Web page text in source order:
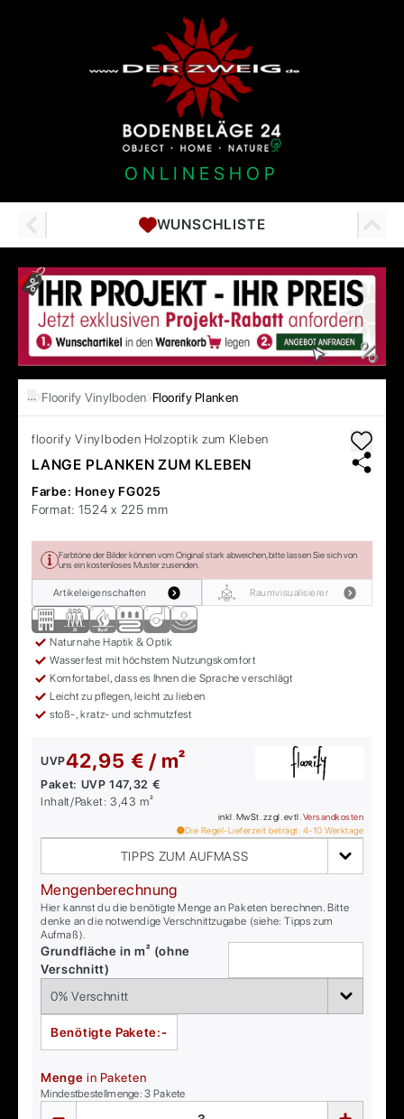
ONLINESHOP
WUNSCHLISTE
… Floorify Vinylboden Floorify Planken
floorify Vinylboden Holzoptik zum Kleben
LANGE PLANKEN ZUM KLEBEN
Farbe: Honey FG025
Format: 1524 x 225 mm
Farbtöne der Bilder können vom Original stark abweichen, bitte lassen Sie sich von
uns ein kostenloses Muster zusenden.
Artikeleigenschaften Raumvisualisierer
Naturnahe Haptik & Optik
Wasserfest mit höchstem Nutzungskomfort
Komfortabel, dass es Ihnen die Sprache verschlägt
Leicht zu pflegen, leicht zu lieben
stoß-, kratz- und schmutzfest
UVP42,95 € / m²
Paket: UVP147,32 €
Inhalt/Paket:3,43 m²
inkl. MwSt. zzgl. evtl. Versandkosten
Die Regel-Lieferzeit beträgt: 4-10 Werktage
TIPPS ZUM AUFMASS
Mengenberechnung
Hier kannst du die benötigte Menge an Paketen berechnen. Bitte
denke an die notwendige Verschnittzugabe (siehe: Tipps zum
Aufmaß).
Grundfläche in m² (ohne
Verschnitt)
Benötigte Pakete:-
Menge in Paketen
Mindestbestellmenge:3 Pakete